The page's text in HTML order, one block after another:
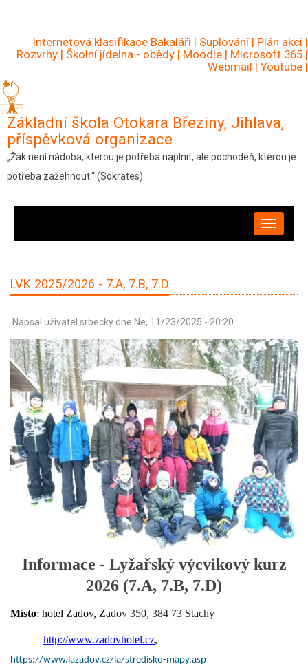
hlavnímuInternetová klasifikace Bakaláři | Suplování | Plán akcí |
Rozvrhy | Školní jídelna - obědy | Moodle | Microsoft 365 |
Webmail | Youtube |
Základní škola Otokara Březiny, Jihlava,
příspěvková organizace
„Žák není nádoba, kterou je potřeba naplnit, ale pochodeň, kterou je
potřeba zažehnout.“ (Sokrates)
LVK 2025/2026 - 7.A, 7.B, 7.D
Napsal uživatel srbecky dne Ne, 11/23/2025 - 20:20
Informace - Lyžařský výcvikový kurz
2026 (7.A, 7.B, 7.D)
Místo: hotel Zadov, Zadov 350, 384 73 Stachy
http://www.zadovhotel.cz,
https://www.lazadov.cz/la/stredisko-mapy.asp